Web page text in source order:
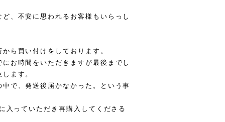
、不安に思われるお客様もいらっし
ら買い付けをしております。
お時間をいただきますが最後までし
ます。
で、発送後届かなかった。という事
入っていただき再購入してくださる